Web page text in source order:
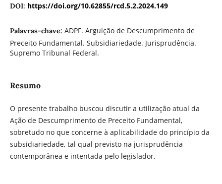
DOI: https://doi.org/10.62855/rcd.5.2.2024.149
Palavras-chave: ADPF. Arguição de Descumprimento de
Preceito Fundamental. Subsidiariedade. Jurisprudência.
Supremo Tribunal Federal.
Resumo
O presente trabalho buscou discutir a utilização atual da
Ação de Descumprimento de Preceito Fundamental,
sobretudo no que concerne à aplicabilidade do princípio da
subsidiariedade, tal qual previsto na jurisprudência
contemporânea e intentada pelo legislador.